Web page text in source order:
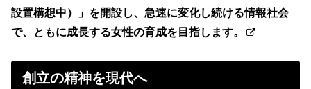
設置構想中）」を開設し、急速に変化し続ける情報社会
で、ともに成長する女性の育成を目指します。
創立の精神を現代へ